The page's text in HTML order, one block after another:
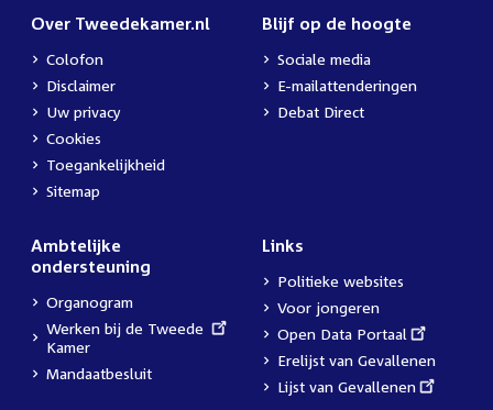
Over Tweedekamer.nl
Colofon
Disclaimer
Uw privacy
Cookies
Toegankelijkheid
Sitemap
Blijf op de hoogte
Sociale media
E-mailattenderingen
Debat Direct
Ambtelijke
ondersteuning
Organogram
External
link:
Werken bij de Tweede
Kamer
Mandaatbesluit
Links
Politieke websites
Voor jongeren
External
link:
Open Data Portaal
Erelijst van Gevallenen
External
Lijst van Gevallenen